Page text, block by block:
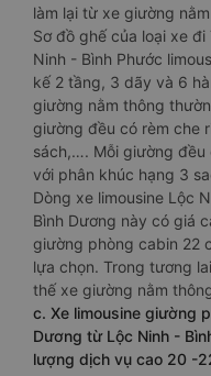
làm lại từ xe giường
Sơ đồ ghế của loại xe
Ninh - Bình Phước
kế 2 tầng, 3 dãy và 6
giường nằm thông
giường đều có rèm che
sách,…. Mỗi giường
với phân khúc hạng 3
Dòng xe limousine Lộc
Bình Dương này có giá
giường phòng cabin 22
lựa chọn. Trong tương
thế xe giường nằm
c. Xe limousine giường
Dương từ Lộc Ninh -
lượng dịch vụ cao 20 -